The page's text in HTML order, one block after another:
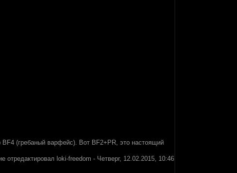
(гребаный варфейс). Вот BF2+PR, это настоящий
отредактировал loki-freedom - Четверг, 12.02.2015, 10:46